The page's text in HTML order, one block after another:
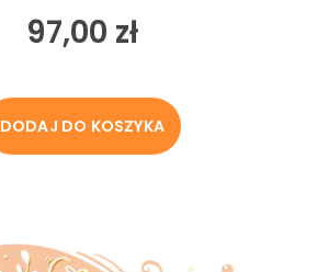
97,00 zł
DODAJ DO KOSZYKA